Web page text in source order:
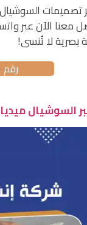
تصميمات
لا تُنسى!
رقم
السوشيال ميديا